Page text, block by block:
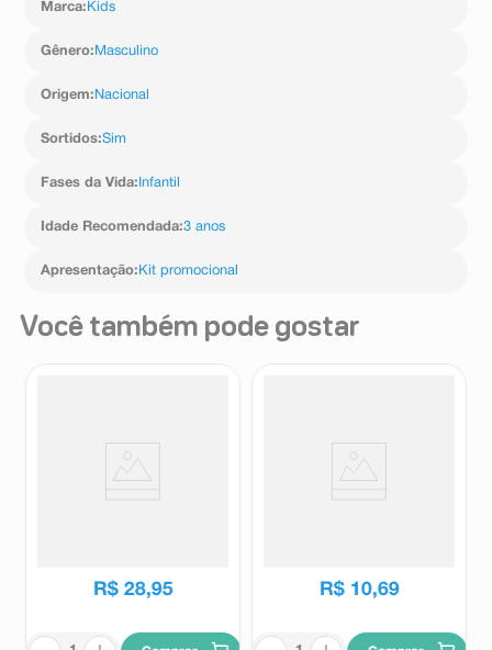
Marca: Kids
Gênero: Masculino
Origem: Nacional
Sortidos:Sim
Fases da Vida: Infantil
Idade Recomendada:3 anos
Apresentação: Kit promocional
Você também pode gostar
R$ 28,95 R$ 10,69